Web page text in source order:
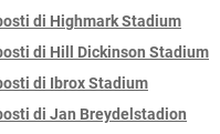
di Highmark Stadium
di Hill Dickinson Stadium
di Ibrox Stadium
di Jan Breydelstadion